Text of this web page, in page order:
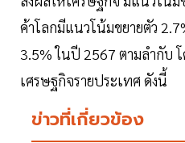
ค้าโลกมีแนวโน้มขยายตัว
3.5% ในปี 2567 ตามลำกับ
เศรษฐกิจรายประเทศ ดังนี้
ข่าวที่เกี่ยวข้อง